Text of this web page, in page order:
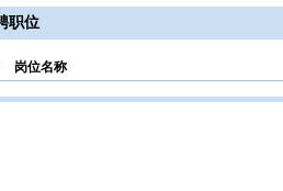
职位
岗位名称